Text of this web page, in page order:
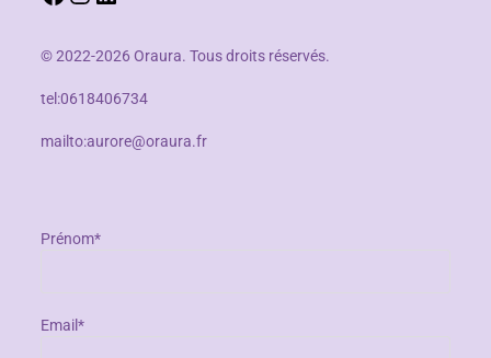
© 2022-2026 Oraura. Tous droits réservés.
tel:0618406734
mailto:aurore@oraura.fr
Prénom*
Email*